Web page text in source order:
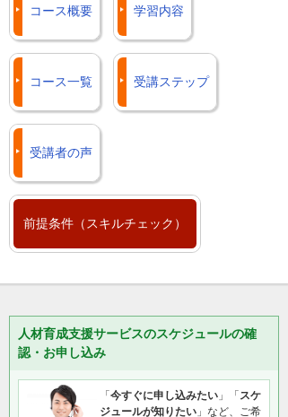
コース概要 学習内容
コース一覧 受講ステップ
受講者の声
前提条件（スキルチェック）
人材育成支援サービスのスケジュールの確
認・お申し込み
「今すぐに申し込みたい 」「 スケ
ジュールが知りたい 」など、ご希